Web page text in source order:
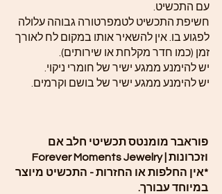
עם התכשיט.
חשיפת התכשיט לטמפרטורה גבוהה עלולה
לפגוע בו. אין להשאיר אותו במקום לח לאורך
זמן (כמו חדר מקלחת או שירותים).
יש להימנע ממגע ישיר של חומרי ניקוי.
יש להימנע ממגע ישיר של בושם וקרמים.
פוראבר מומנטס תכשיטי חלב אם
וזכרונות | Forever Moments Jewelry
*אין החלפות או החזרות - התכשיט מיוצר
במיוחד עבורך.